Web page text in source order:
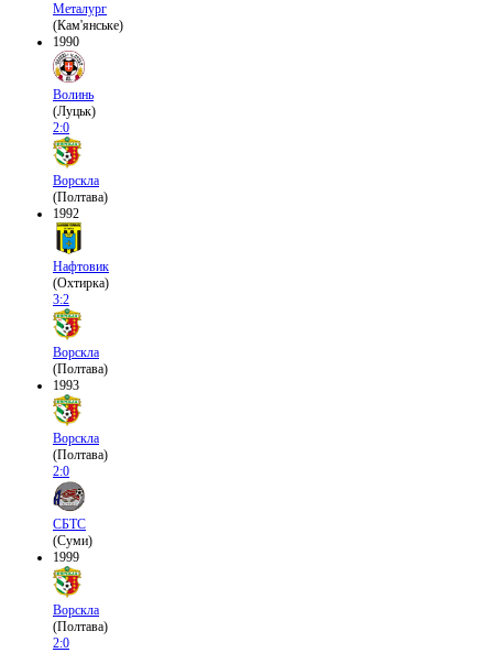
Металург
(Кам'янське)
1990
Волинь
(Луцьк)
2:0
Ворскла
(Полтава)
1992
Нафтовик
(Охтирка)
3:2
Ворскла
(Полтава)
1993
Ворскла
(Полтава)
2:0
СБТС
(Суми)
1999
Ворскла
(Полтава)
2:0